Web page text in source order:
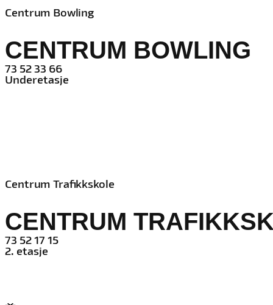
Centrum Bowling
CENTRUM BOWLING
73 52 33 66
Underetasje
Centrum Trafikkskole
CENTRUM
73 52 17 15
2. etasje